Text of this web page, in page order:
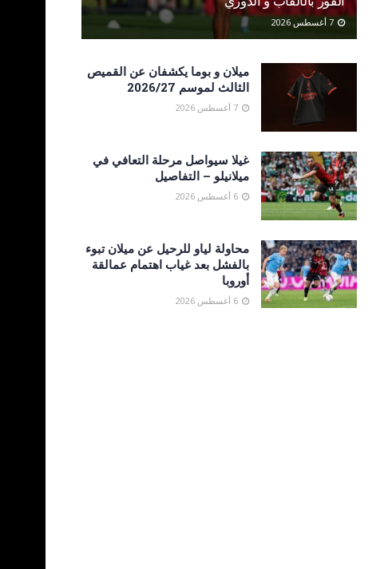
ميلان و بوما يكشفان عن القميص
الثالث لموسم 2026/27
غيلا سيواصل مرحلة التعافي في
ميلانيلو – التفاصيل
محاولة لياو للرحيل عن ميلان تبوء
بالفشل بعد غياب اهتمام عمالقة
أوروبا